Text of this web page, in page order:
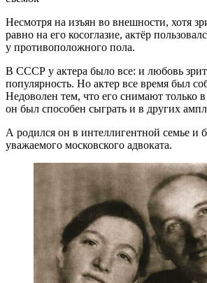
Несмотря на изъян во внешности, хотя
равно на его косоглазие, актёр
у противоположного пола.
В СССР у актера было все: и любовь
популярность. Но актер все время был
Недоволен тем, что его снимают только
он был способен сыграть и в других
А родился он в интеллигентной семье и
уважаемого московского адвоката.